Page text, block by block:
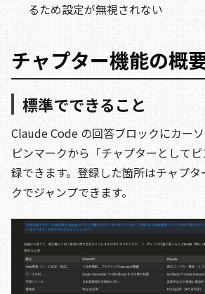
るため設定が無視されない
チャプター機能の概
標準でできること
Claude Code の回答ブロックにカーソ
ピンマークから「チャプターとして
録できます。登録した箇所はチャプ
クでジャンプできます。